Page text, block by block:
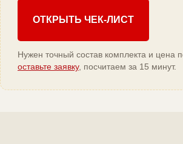
ОТКРЫТЬ ЧЕК-ЛИСТ
Нужен точный состав комплекта и цена
оставьте заявку, посчитаем за 15 минут.